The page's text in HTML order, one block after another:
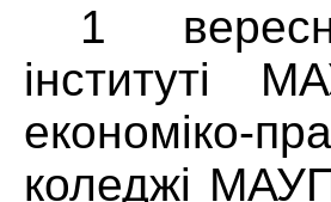
1
інституті
коледжі